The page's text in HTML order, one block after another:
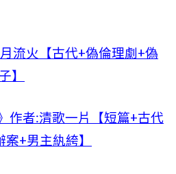
流火【古代+偽倫理劇+偽
】
作者:清歌一片【短篇+古代
+男主紈絝】